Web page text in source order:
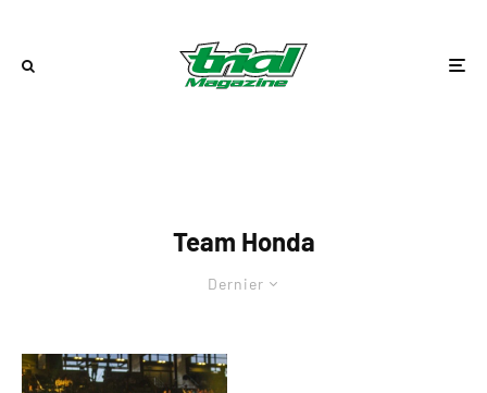
Team Honda
Dernier